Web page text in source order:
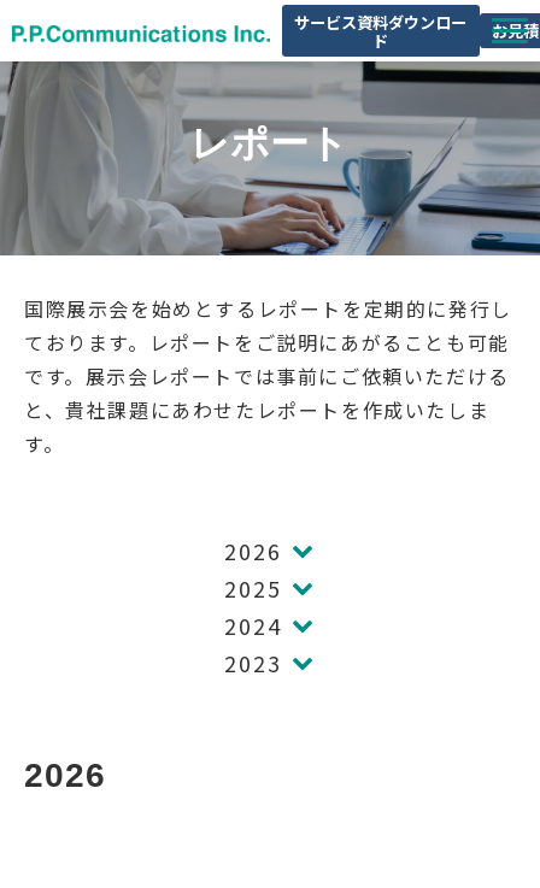
サービス資料ダウンロー
ド お見
サービス一覧
レポート
セミナー情報
会社概要
レポート
国際展示会を始めとするレポートを定期的に発行し
ております。レポートをご説明にあがることも可能
です。展示会レポートでは事前にご依頼いただける
と、貴社課題にあわせたレポートを作成いたしま
す。
2026
2025
2024
2023
2026